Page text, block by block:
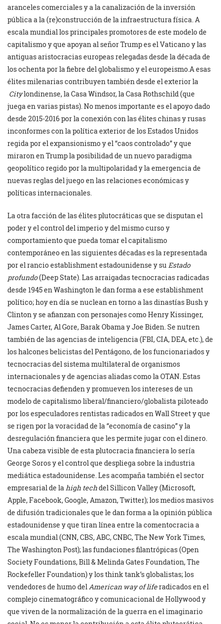
aranceles comerciales y a la canalización de la inversión
pública a la (re)construcción de la infraestructura física. A
escala mundial los principales promotores de este modelo de
capitalismo y que apoyan al señor Trump es el Vaticano y las
antiguas aristocracias europeas relegadas desde la década de
los ochenta por la fiebre del globalismo y el europeismo.A esas
élites milenarias contribuyen también desde el exterior la
Citylondinense, la Casa Windsor, la Casa Rothschild (que
juega en varias pistas). No menos importante es el apoyo dado
desde 2015-2016 por la conexión con las élites chinas y rusas
inconformes con la política exterior de los Estados Unidos
regida por el expansionismo y el “caos controlado” y que
miraron en Trump la posibilidad de un nuevo paradigma
geopolítico regido por la multipolaridad y la emergencia de
nuevas reglas del juego en las relaciones económicas y
políticas internacionales.
La otra facción de las élites plutocráticas que se disputan el
poder y el control del imperio y del mismo curso y
comportamiento que pueda tomar el capitalismo
contemporáneo en las siguientes décadas es la representada
por el rancio establishment estadounidense y su Estado
profundo(Deep State). Las arraigadas tecnocracias radicadas
desde 1945 en Washington le dan forma a ese establishment
político; hoy en día se nuclean en torno a las dinastías Bush y
Clinton y se afianzan con personajes como Henry Kissinger,
James Carter, Al Gore, Barak Obama y Joe Biden. Se nutren
también de las agencias de inteligencia (FBI, CIA, DEA, etc.), de
los halcones belicistas del Pentágono, de los funcionariados y
tecnocracias del sistema multilateral de organismos
internacionales y de agencias aliadas como la OTAN. Estas
tecnocracias defienden y promueven los intereses de un
modelo de capitalismo liberal/financiero/globalista piloteado
por los especuladores rentistas radicados en Wall Street y que
se rigen por la voracidad de la “economía de casino” y la
desregulación financiera que les permite jugar con el dinero.
Una cabeza visible de esta plutocracia financiera lo sería
George Soros y el control que despliega sobre la industria
mediática estadounidense. Les acompaña también el sector
empresarial de lahigh techdel Sillicon Valley (Microsoft,
Apple, Facebook, Google, Amazon, Twitter); los medios masivos
de difusión tradicionales que le dan forma a la opinión pública
estadounidense y que tiran línea entre la comentocracia a
escala mundial (CNN, CBS, ABC, CNBC, The New York Times,
The Washington Post); las fundaciones filantrópicas (Open
Society Foundations, Bill & Melinda Gates Foundation, The
Rockefeller Foundation) y los think tank’s globalistas; los
vendedores de humo delAmerican way of liferadicados en el
complejo cinematográfico y comunicacional de Hollywood y
que viven de la normalización de la guerra en el imaginario